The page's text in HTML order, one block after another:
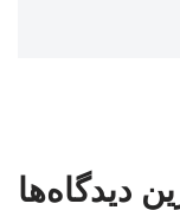
دیدگاه‌ها